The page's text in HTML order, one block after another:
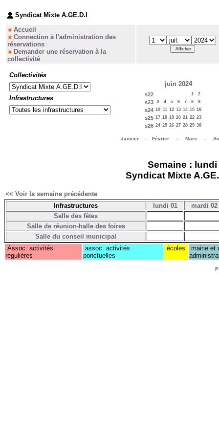
Syndicat Mixte A.GE.D.I
Accueil
Connection à l'administration des
réservations
Demander une réservation à la
collectivité
Collectivités
Infrastructures
juin 2024
s22 1 2
s23 3 4 5 6 7 8 9
s24 10 11 12 13 14 15 16
s25 17 18 19 20 21 22 23
s26 24 25 26 27 28 29 30
Janvier - Février - Mars -
Semaine :
Syndicat Mixte
<< Voir la semaine précédente
Infrastructures
lundi 01
mardi 02
Salle des fêtes
Salle de réunion-halle des foires
Salle du conseil municipal
Assoc. activités
régulières
assoc. activités
ponctuelles
écoles
mairie et